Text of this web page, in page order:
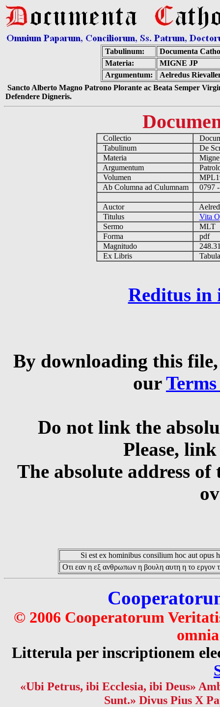
Tabulinum:
Documenta
Materia:
MIGNE JP
Argumentum:
Aelredus
Sancto Alberto Magno Patrono Plorante ac Beata Semper
Defendere Digneris.
Collectio
Tabulinum
De
Materia
Argumentum
Volumen
Ab Columna ad Culumnam
0797
Auctor
Titulus
Vita
Sermo
MLT
Forma
pdf
Magnitudo
Ex Libris
Reditus in
By downloading this
our
Do not link the
Please,
The absolute address
Si est ex hominibus consilium hoc aut opus
Οτι εαν η εξ ανθρωπων η βουλη αυτη η το εργον
© 2006 Cooperatorum
Litterula per inscriptionem
«Ubi Petrus, ibi Ecclesia, ibi Deus»
Sunt.» Divus Pius X